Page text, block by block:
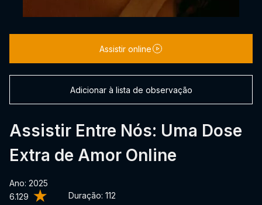
6.129 Duração: 112
Assistir Entre Nós: Uma Dose
Extra de Amor Online
Ano: 2025
Assistir online
Adicionar à lista de observação